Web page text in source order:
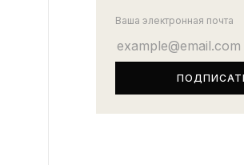
Ваша электронная почта